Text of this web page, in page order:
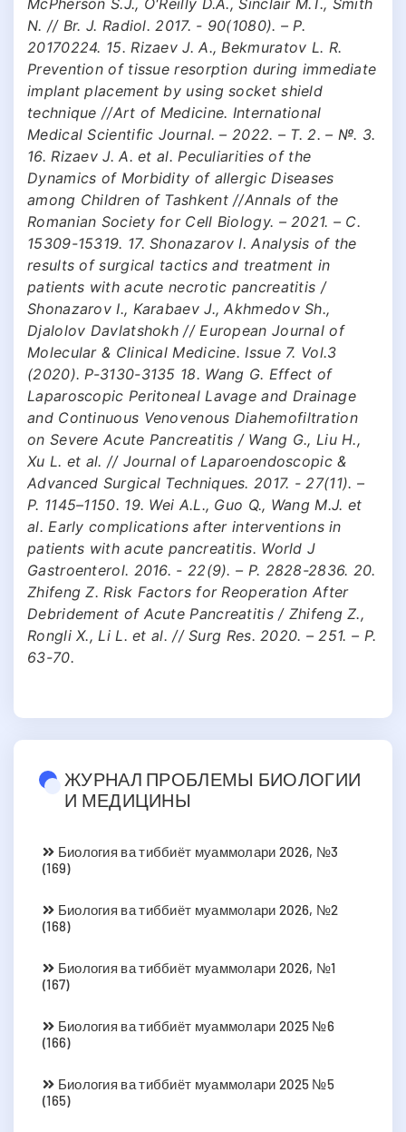
N. // Br. J. Radiol. 2017. - 90(1080). – Р.
20170224. 15. Rizaev J. A., Bekmuratov L. R.
Prevention of tissue resorption during immediate
implant placement by using socket shield
technique //Art of Medicine. International
Medical Scientific Journal. – 2022. – Т. 2. – №. 3.
16. Rizaev J. A. et al. Peculiarities of the
Dynamics of Morbidity of allergic Diseases
among Children of Tashkent //Annals of the
Romanian Society for Cell Biology. – 2021. – С.
15309-15319. 17. Shonazarov I. Analysis of the
results of surgical tactics and treatment in
patients with acute necrotic pancreatitis /
Shonazarov I., Karabaev J., Akhmedov Sh.,
Djalolov Davlatshokh // European Journal of
Molecular & Clinical Medicine. Issue 7. Vol.3
(2020). P-3130-3135 18. Wang G. Effect of
Laparoscopic Peritoneal Lavage and Drainage
and Continuous Venovenous Diahemofiltration
on Severe Acute Pancreatitis / Wang G., Liu H.,
Xu L. et al. // Journal of Laparoendoscopic &
Advanced Surgical Techniques. 2017. - 27(11). –
Р. 1145–1150. 19. Wei A.L., Guo Q., Wang M.J. et
al. Early complications after interventions in
patients with acute pancreatitis. World J
Gastroenterol. 2016. - 22(9). – Р. 2828-2836. 20.
Zhifeng Z. Risk Factors for Reoperation After
Debridement of Acute Pancreatitis / Zhifeng Z.,
Rongli X., Li L. et al. // Surg Res. 2020. – 251. – Р.
63-70.
ЖУРНАЛ ПРОБЛЕМЫ БИОЛОГИИ
И МЕДИЦИНЫ
Биология ва тиббиёт муаммолари 2026, №3
(169)
Биология ва тиббиёт муаммолари 2026, №2
(168)
Биология ва тиббиёт муаммолари 2026, №1
(167)
Биология ва тиббиёт муаммолари 2025 №6
(166)
Биология ва тиббиёт муаммолари 2025 №5
(165)